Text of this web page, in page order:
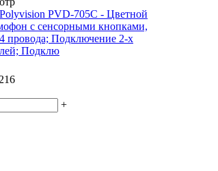
PVD-705C - Цветной
с сенсорными кнопками,
провода; Подключение 2-х
Подклю
+